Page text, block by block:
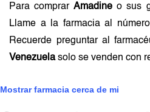
Para comprarAmadine o sus
Llame a la farmacia al
Recuerde preguntar al
Venezuelasolo se venden con
Mostrar farmacia cerca de mi